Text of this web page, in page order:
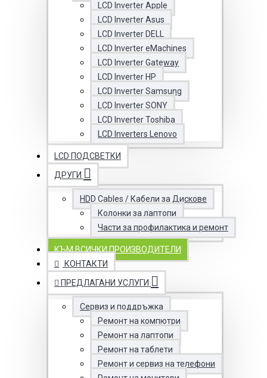
LCD Inverter Apple
LCD Inverter Asus
LCD Inverter DELL
LCD Inverter eMachines
LCD Inverter Gateway
LCD Inverter HP
LCD Inverter Samsung
LCD Inverter SONY
LCD Inverter Toshiba
LCD Inverters Lenovo
LCD ПОДСВЕТКИ
ДРУГИ
HDD Cables / Кабели за Дискове
Колонки за лаптопи
Части за профилактика и ремонт
КЪМ ВСИЧКИ ПРОИЗВОДИТЕЛИ
КОНТАКТИ
ПРЕДЛАГАНИ УСЛУГИ
Сервиз и поддръжка
Ремонт на компютри
Ремонт на лаптопи
Ремонт на таблети
Ремонт и сервиз на телефони